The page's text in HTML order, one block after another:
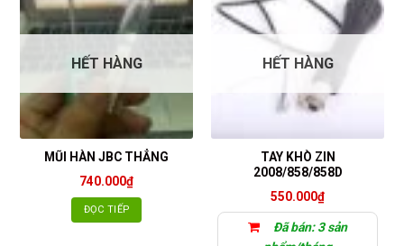
HẾT HÀNG
MŨI HÀN JBC THẲNG
740.000₫
ĐỌC TIẾP
HẾT HÀNG
TAY KHÒ ZIN
2008/858/858D
550.000₫
Đã bán: 3 sản